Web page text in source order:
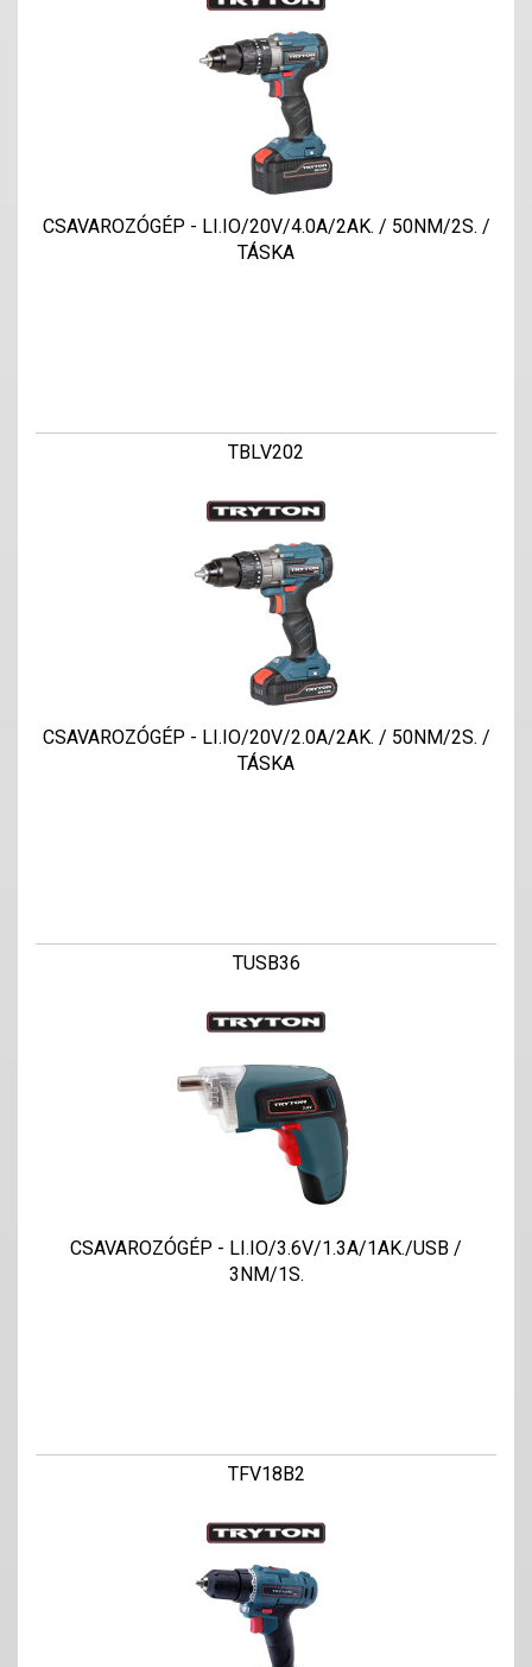
CSAVAROZÓGÉP - LI.IO/20V/4.0A/2AK. / 50NM/2S. /
TÁSKA
TBLV202
CSAVAROZÓGÉP - LI.IO/20V/2.0A/2AK. / 50NM/2S. /
TÁSKA
TUSB36
CSAVAROZÓGÉP - LI.IO/3.6V/1.3A/1AK./USB /
3NM/1S.
TFV18B2